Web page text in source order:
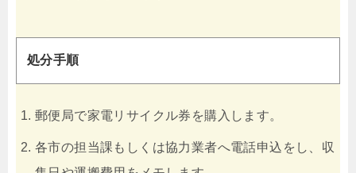
処分手順
郵便局で家電リサイクル券を購入します。
各市の担当課もしくは協力業者へ電話申込をし、収